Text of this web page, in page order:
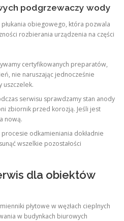
podgrzewaczy wody
obiegowego, która pozwala
rozbierania urządzenia na części
certyfikowanych preparatów,
nie naruszając jednocześnie
uszczelek.
serwisu sprawdzamy stan anody
zbiornik przed korozją. Jeśli jest
nową.
procesie odkamieniania dokładnie
wszelkie pozostałości
dla obiektów
płytowe w węzłach cieplnych
w budynkach biurowych